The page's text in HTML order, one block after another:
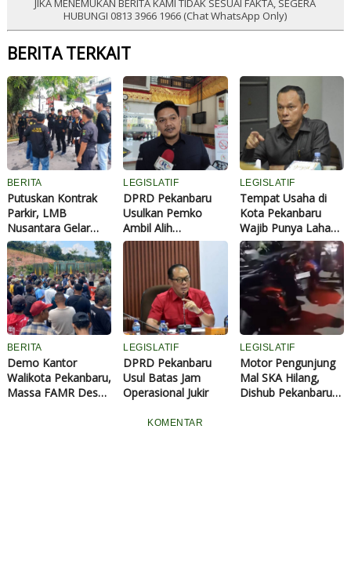
JIKA MENEMUKAN BERITA KAMI TIDAK SESUAI FAKTA, SEGERA
HUBUNGI 0813 3966 1966 (Chat WhatsApp Only)
BERITA TERKAIT
BERITA
Putuskan Kontrak
Parkir, LMB
Nusantara Gelar
Aksi Damai atas
Dugaan
Penyalahgunaan
Wewenang di
Dishub Siak
LEGISLATIF
DPRD Pekanbaru
Usulkan Pemko
Ambil Alih
Pengelolaan Parkir:
Kontribusi PAD
Masih Minim
LEGISLATIF
Tempat Usaha di
Kota Pekanbaru
Wajib Punya Lahan
Parkir dan Drainase
BERITA
Demo Kantor
Walikota Pekanbaru,
Massa FAMR Desak
LEGISLATIF
DPRD Pekanbaru
Usul Batas Jam
Operasional Jukir
LEGISLATIF
Motor Pengunjung
Mal SKA Hilang,
Dishub Pekanbaru
KOMENTAR